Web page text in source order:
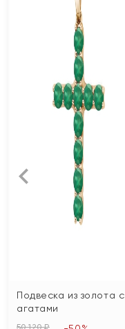
Подвеска из золота с
агатами
50 120 ₽